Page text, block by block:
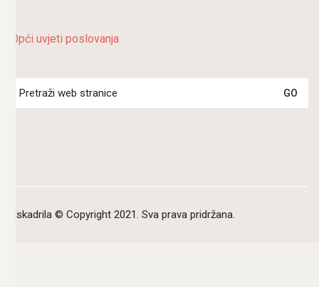
Opći uvjeti poslovanja
for:
Eskadrila © Copyright 2021. Sva prava pridržana.